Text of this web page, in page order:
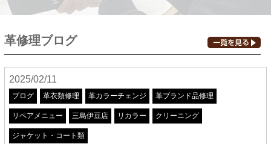
革修理ブログ
2025/02/11
ブログ 革衣類修理 革カラーチェンジ 革ブランド品修理
リペアメニュー 三島伊豆店 リカラー クリーニング
ジャケット・コート類